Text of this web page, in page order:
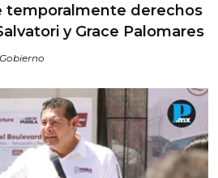
temporalmente derechos
y Grace Palomares